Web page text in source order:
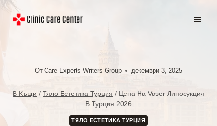
Към
съдържанието
От Care Experts Writers Group декември 3, 2025
В Къщи / Тяло Естетика Турция / Цена На Vaser Липосукция
В Турция 2026
ТЯЛО ЕСТЕТИКА ТУРЦИЯ